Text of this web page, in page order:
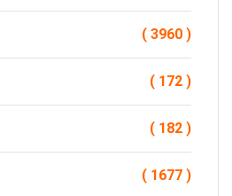
( 3960 )
( 172 )
( 182 )
( 1677 )